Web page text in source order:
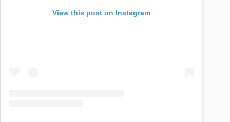
View this post on Instagram